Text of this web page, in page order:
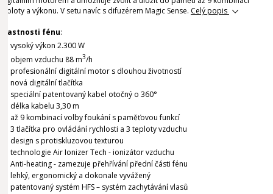
teploty a výkonu. V setu navíc s difuzérem Magic Sense. Celý popis
Vlastnosti fénu:
vysoký výkon 2.300 W
objem vzduchu 88 m3/h
profesionální digitální motor s dlouhou životností
nová digitální tlačítka
speciální patentovaný kabel otočný o 360°
délka kabelu 3,30 m
až 9 kombinací volby foukání s paměťovou funkcí
3 tlačítka pro ovládání rychlosti a 3 teploty vzduchu
design s protiskluzovou texturou
technologie Air Ionizer Tech - ionizátor vzduchu
Anti-heating - zamezuje přehřívání přední části fénu
lehký, ergonomický a dokonale vyvážený
patentovaný systém HFS – systém zachytávání vlasů